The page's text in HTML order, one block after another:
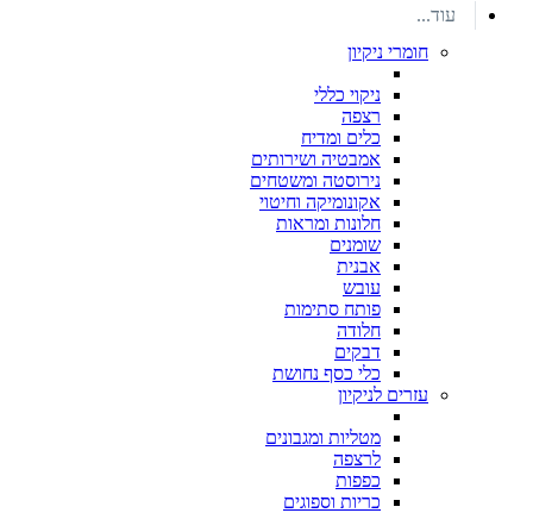
עוד...
חומרי ניקיון
ניקוי כללי
רצפה
כלים ומדיח
אמבטיה ושירותים
נירוסטה ומשטחים
אקונומיקה וחיטוי
חלונות ומראות
שומנים
אבנית
עובש
פותח סתימות
חלודה
דבקים
כלי כסף נחושת
עזרים לניקיון
מטליות ומגבונים
לרצפה
כפפות
כריות וספוגים